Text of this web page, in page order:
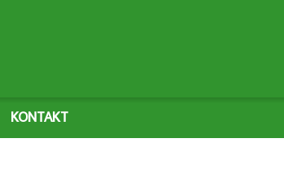
KONTAKT